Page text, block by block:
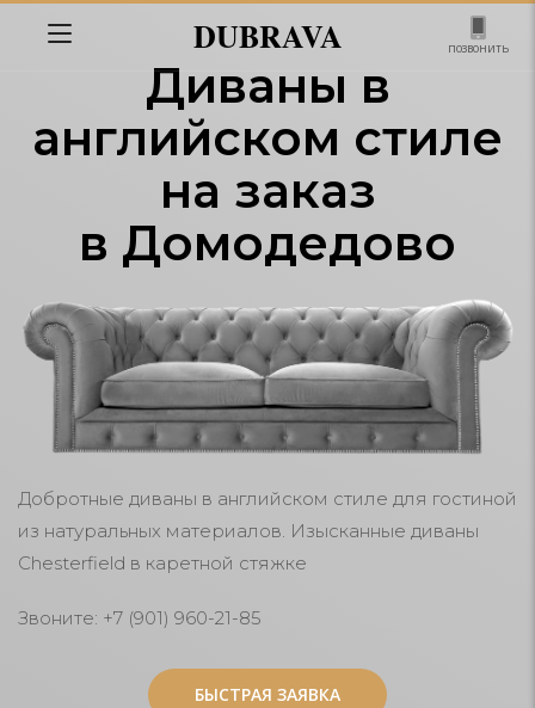
DUBRAVA позвонить
Диваны в
английском стиле
на заказ
в Домодедово
Добротные диваны в английском стиле для гостиной
из натуральных материалов. Изысканные диваны
Chesterfield в каретной стяжке
Звоните: +7 (901) 960-21-85
БЫСТРАЯ ЗАЯВКА
БЫСТРАЯ ЗАЯВКА